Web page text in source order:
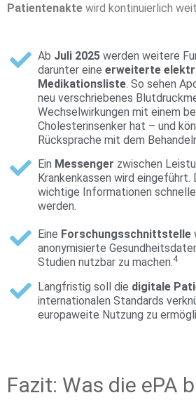
Patientenakte wird kontinuierlich
Ab Juli 2025werden weitere
darunter eine erweiterte
Medikationsliste. So sehen
neu verschriebenes
Wechselwirkungen mit einem
Cholesterinsenker hat – und
Rücksprache mit dem
Ein Messenger zwischen
Krankenkassen wird eingeführt.
wichtige Informationen
werden.
Eine Forschungsschnittstelle
anonymisierte
Studien nutzbar zu machen.4
Langfristig soll die digitale
internationalen Standards
europaweite Nutzung zu
Fazit: Was die ePA